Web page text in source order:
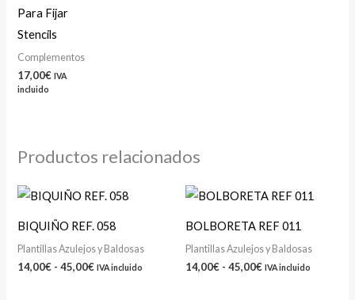
Para Fijar
Stencils
Complementos
17,00€ IVA
incluido
Productos relacionados
BIQUIÑO REF. 058
Plantillas Azulejos y Baldosas
14,00€ - 45,00€
Rango
de
desde
14,00€
hasta
45,00€
IVA incluido
BOLBORETA REF 011
Plantillas Azulejos y Baldosas
14,00€ - 45,00€
Rango
de
desde
14,00€
hasta
45,00€
IVA incluido